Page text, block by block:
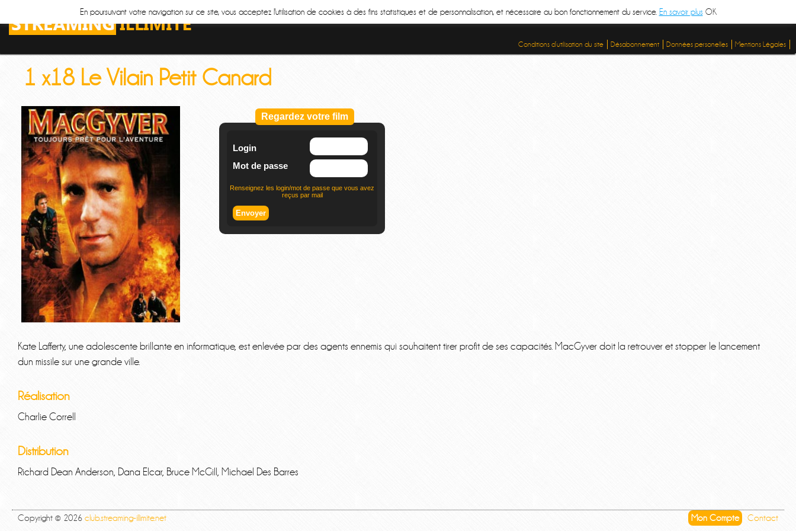
Conditions d’utilisation du site Désabonnement Données personelles Mentions Légales
1 x18 Le Vilain Petit Canard
Kate Lafferty, une adolescente brillante en informatique, est enlevée par des agents ennemis qui souhaitent tirer profit de ses capacités. MacGyver doit la retrouver et stopper le lancement
dun missile sur une grande ville.
Réalisation
Charlie Correll
Distribution
Richard Dean Anderson, Dana Elcar, Bruce McGill, Michael Des Barres
Mon Compte Contact
Copyright © 2026 club.streaming-illimite.net
En poursuivant votre navigation sur ce site, vous acceptez l'utilisation de cookies à des fins statistiques et de personnalisation, et nécessaire au bon fonctionnement du service. En savoir plus OK